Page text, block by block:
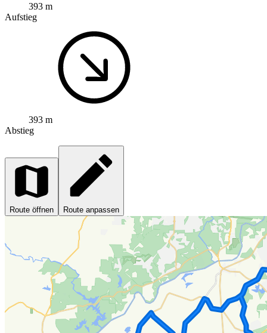
393 m
Aufstieg
393 m
Abstieg
Route öffnen Route anpassen